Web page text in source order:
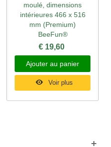
moulé, dimensions
intérieures 466 x 516
mm (Premium)
BeeFun®
€ 19,60
Ajouter au panier
Voir plus